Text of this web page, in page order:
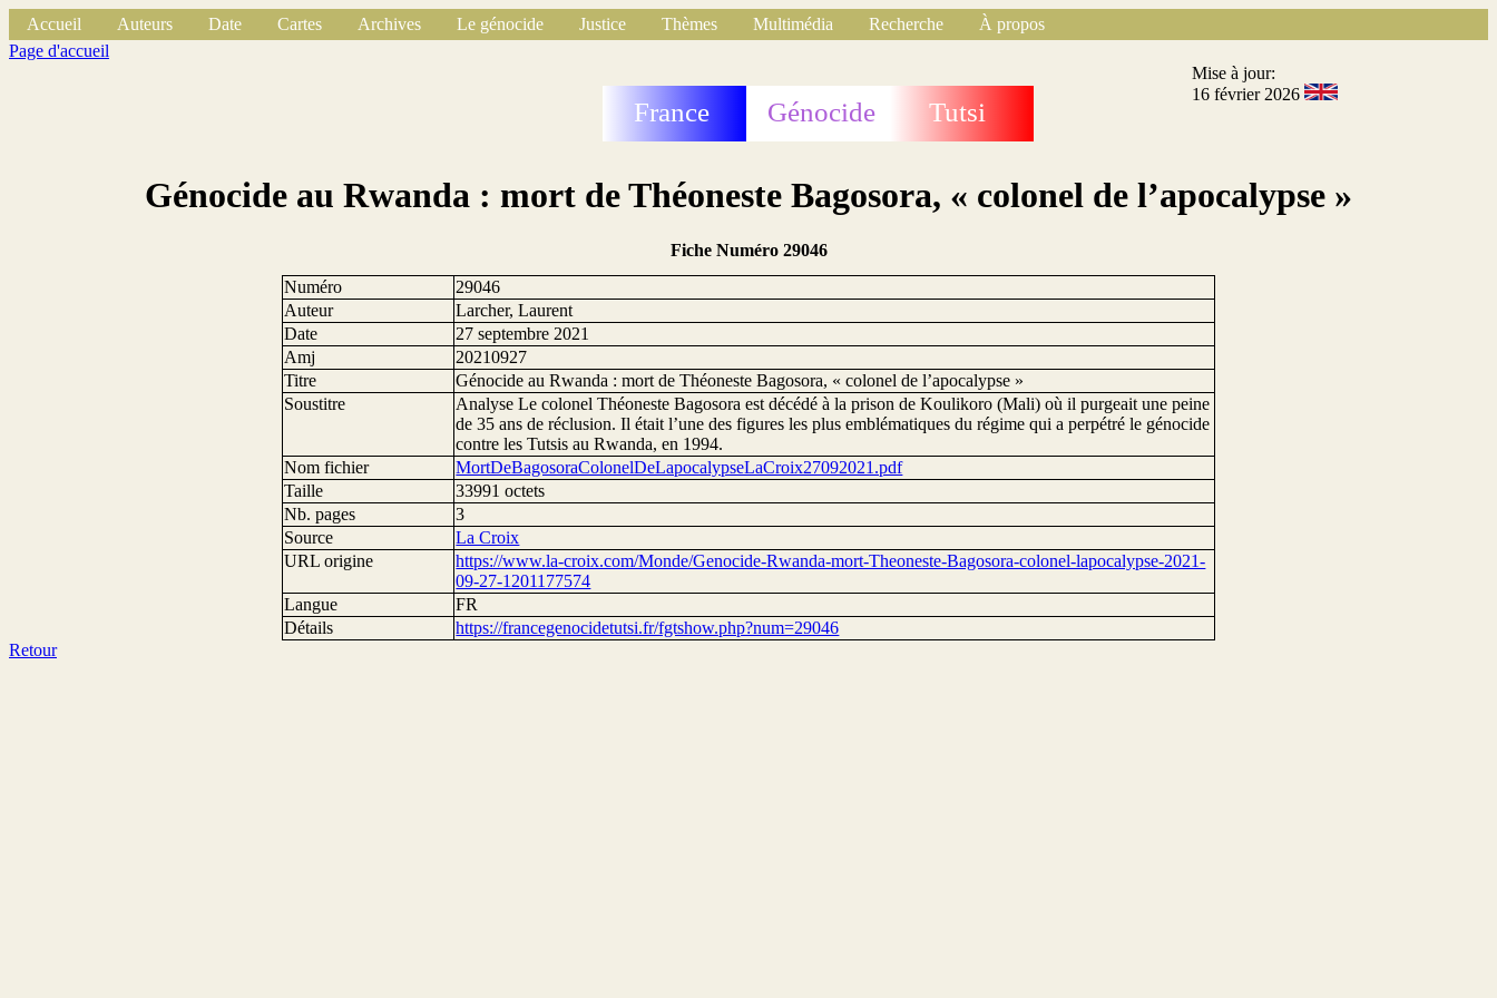
Accueil Auteurs Date Cartes Archives Le génocide Justice Thèmes Multimédia Recherche
À propos
Page d'accueil
France Génocide Tutsi
Mise à jour:
16 février 2026
Génocide au Rwanda : mort de Théoneste Bagosora, « colonel de l’apocalypse »
Fiche Numéro 29046
Numéro
29046
Auteur
Larcher, Laurent
Date
27 septembre 2021
Amj
20210927
Titre
Génocide au Rwanda : mort de Théoneste Bagosora, « colonel de l’apocalypse »
Soustitre
Analyse Le colonel Théoneste Bagosora est décédé à la prison de Koulikoro (Mali) où il purgeait une peine
de 35 ans de réclusion. Il était l’une des figures les plus emblématiques du régime qui a perpétré le génocide
contre les Tutsis au Rwanda, en 1994.
Nom fichier
MortDeBagosoraColonelDeLapocalypseLaCroix27092021.pdf
Taille
33991 octets
Nb. pages
3
Source
La Croix
URL origine
https://www.la-croix.com/Monde/Genocide-Rwanda-mort-Theoneste-Bagosora-colonel-lapocalypse-2021-
09-27-1201177574
Langue
FR
Détails
https://francegenocidetutsi.fr/fgtshow.php?num=29046
Retour